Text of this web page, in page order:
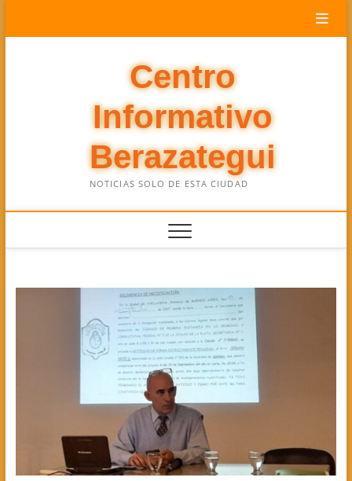
Centro
Informativo
Berazategui
NOTICIAS SOLO DE ESTA CIUDAD